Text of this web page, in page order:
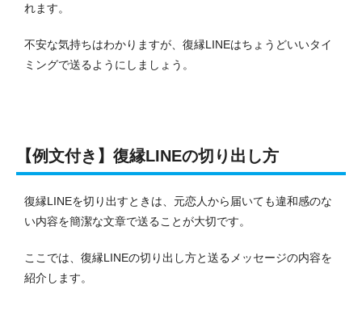
れます。
不安な気持ちはわかりますが、復縁LINEはちょうどいいタイ
ミングで送るようにしましょう。
【例文付き】復縁LINEの切り出し方
復縁LINEを切り出すときは、元恋人から届いても違和感のな
い内容を簡潔な文章で送ることが大切です。
ここでは、復縁LINEの切り出し方と送るメッセージの内容を
紹介します。